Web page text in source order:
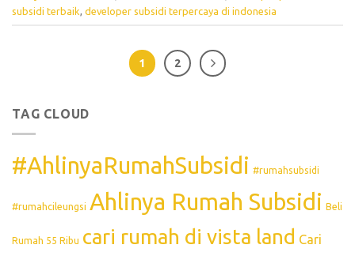
subsidi terbaik, developer subsidi terpercaya di indonesia
1 2
TAG CLOUD
#AhlinyaRumahSubsidi #rumahsubsidi
#rumahcileungsi Ahlinya Rumah Subsidi Beli
Rumah 55 Ribu cari rumah di vista land Cari